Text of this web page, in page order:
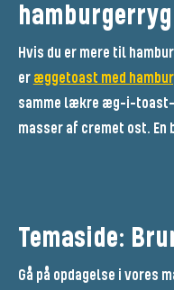
hamburgerryg
Hvis du er mere til
er æggetoast med
samme lækre æg-i-toast-
masser af cremet ost.
Temaside:
Gå på opdagelse i vores